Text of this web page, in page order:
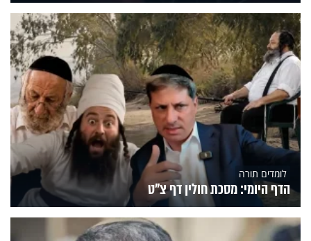
לומדים תורה
הדף היומי: מסכת חולין דף צ"ט